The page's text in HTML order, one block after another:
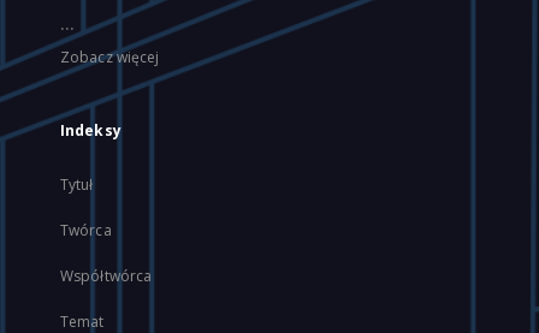
...
Zobacz więcej
Indeksy
Tytuł
Twórca
Współtwórca
Temat